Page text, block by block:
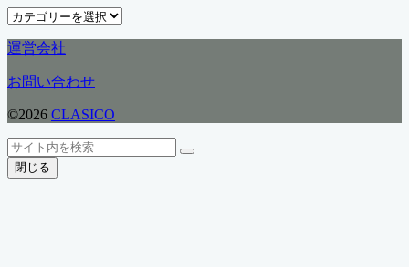
ブ
カ
ゴ
リ
ー
運営会社
お問い合わせ
©2026 CLASICO
ト
ッ
検
索
検
閉じる